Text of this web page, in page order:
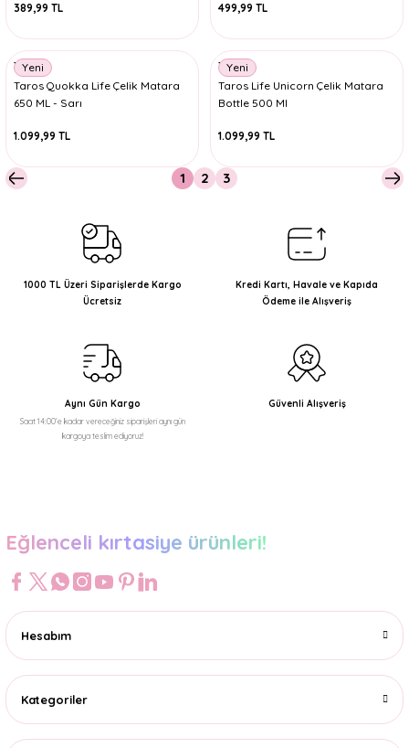
389,99 TL 499,99 TL
Yeni
Taros
Taros Quokka Life Çelik Matara
650 ML - Sarı
1.099,99 TL
Yeni
Taros
Taros Life Unicorn Çelik Matara
Bottle 500 Ml
1.099,99 TL
1 2 3
1000 TL Üzeri Siparişlerde Kargo
Ücretsiz
Kredi Kartı, Havale ve Kapıda
Ödeme ile Alışveriş
Aynı Gün Kargo
Saat 14:00'e kadar vereceğiniz siparişleri aynı gün
kargoya teslim ediyoruz!
Güvenli Alışveriş
Eğlenceli kırtasiye ürünleri!
Hesabım
Kategoriler